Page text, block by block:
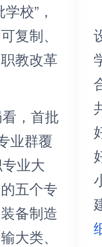
校”，
复制、
教改革
，首批
业群覆
业大
五个专
备制造
大类、